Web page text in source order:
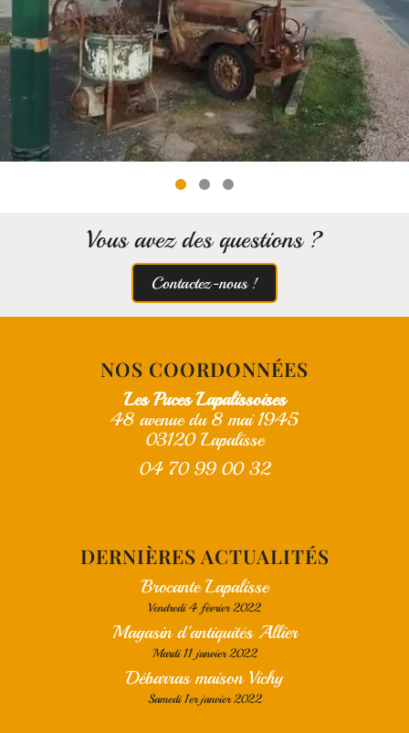
Vous avez des questions ?
Contactez-nous !
NOS COORDONNÉES
Les Puces Lapalissoises
48 avenue du 8 mai 1945
03120 Lapalisse
04 70 99 00 32
DERNIÈRES ACTUALITÉS
Brocante Lapalisse
Vendredi 4 février 2022
Magasin d'antiquités Allier
Mardi 11 janvier 2022
Débarras maison Vichy
Samedi 1er janvier 2022